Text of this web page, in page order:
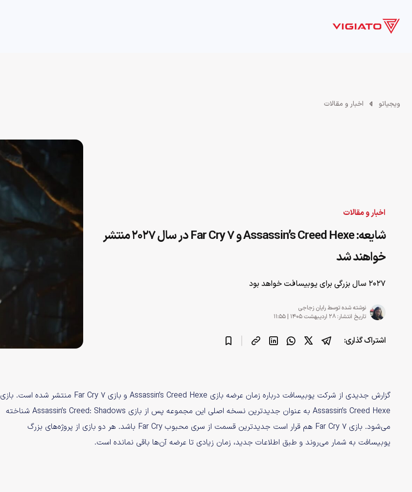
بازی
ویجیاتو اخبار و مقالات
اخبار و مقالات
شایعه: Assassin’s Creed Hexe و Far Cry 7 در سال ۲۰۲۷ منتشر
خواهند شد
۲۰۲۷ سال بزرگی برای یوبیسافت خواهد بود
نوشته شده توسطرایان زجاجی
تاریخ انتشار: ۲۸ اردیبهشت ۱۴۰۵ | ۱۱:۵۵
اشتراک گذاری:
گزارش جدیدی از شرکت یوبیسافت درباره زمان عرضه بازی Assassin’s Creed Hexe و بازی Far Cry 7 منتشر شده است. بازی
Assassin’s Creed Hexe به عنوان جدیدترین نسخه اصلی این مجموعه پس از بازی Assassin’s Creed: Shadows شناخته
می‌شود. بازی Far Cry 7 هم قرار است جدیدترین قسمت از سری محبوب Far Cry باشد. هر دو بازی از پروژه‌های بزرگ
یوبیسافت به شمار می‌روند و طبق اطلاعات جدید، زمان زیادی تا عرضه آن‌ها باقی نمانده است.